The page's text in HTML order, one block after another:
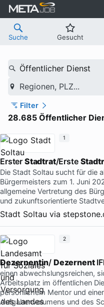
Suche Gesucht
Öffentlicher Dienst
Regionen, PLZ...
Filter
28.685 Öffentlicher
Erster Stadtrat/Erste
Die Stadt Soltau sucht für die
Bürgermeisters zum 1. Juni
allgemeine Vertretung des
und zukunftsorientierte
Stadt Soltau via
1
Dezernentin/ Dezernent
einen abwechslungsreichen,
Arbeitsplatz im öffentlichen
persönlichem Mentor und
Aufgabenvolumens und des
2